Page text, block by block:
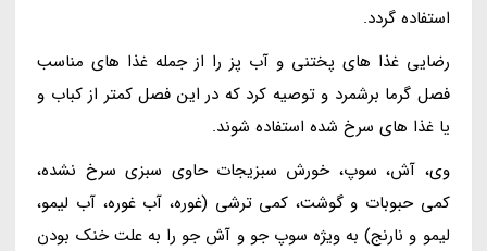
استفاده گردد.
رضایی غذا های پختنی و آب پز را از جمله غذا های مناسب
فصل گرما برشمرد و توصیه کرد که در این فصل کمتر از کباب و
یا غذا های سرخ شده استفاده شوند.
وی، آش، سوپ، خورش سبزیجات حاوی سبزی سرخ نشده،
کمی حبوبات و گوشت، کمی ترشی (غوره، آب غوره، آب لیمو،
لیمو و نارنج) به ویژه سوپ جو و آش جو را به علت خنک بودن